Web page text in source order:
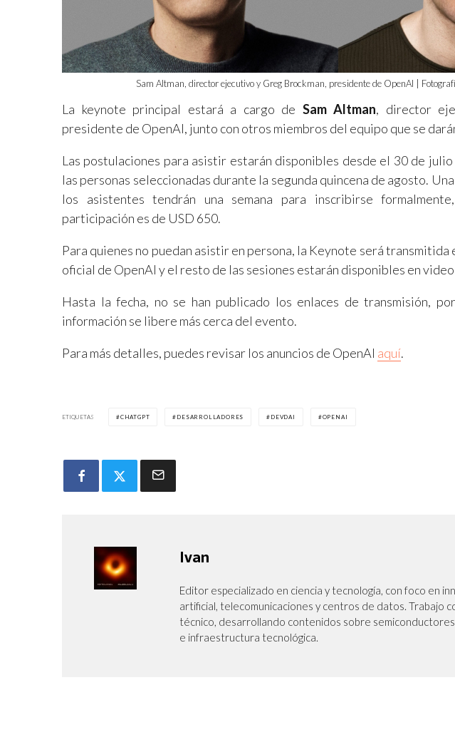
Sam Altman, director ejecutivo y Greg Brockman, presidente de OpenAI |
La keynote principal estará a cargo de Sam Altman, director
presidente de OpenAI, junto con otros miembros del equipo que se
Las postulaciones para asistir estarán disponibles desde el 30 de julio
las personas seleccionadas durante la segunda quincena de agosto.
los asistentes tendrán una semana para inscribirse
participación es de USD 650.
Para quienes no puedan asistir en persona, la Keynote será
oficial de OpenAI y el resto de las sesiones estarán disponibles en
Hasta la fecha, no se han publicado los enlaces de transmisión,
información se libere más cerca del evento.
Para más detalles, puedes revisar los anuncios de OpenAI aquí.
ETIQUETAS CHATGPT DESARROLLADORES DEVDAI OPENAI
Ivan
Editor especializado en ciencia y tecnología, con foco en
artificial, telecomunicaciones y centros de datos. Trabajo
técnico, desarrollando contenidos sobre
e infraestructura tecnológica.